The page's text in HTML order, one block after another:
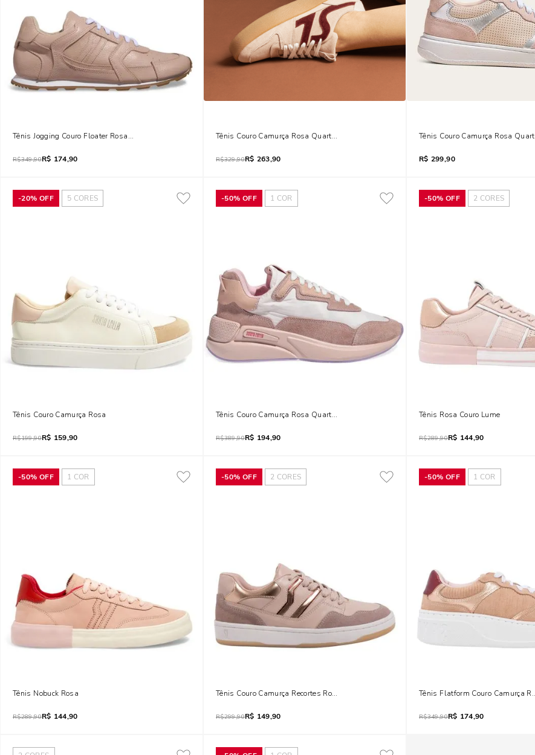
Tênis Jogging Couro Floater Rosa Biscuit
R$349,90R$ 174,90
Tênis Couro Camurça Rosa Quartzo
R$329,90R$ 263,90
Tênis Couro Camurça Rosa
R$ 299,90
-20% OFF 5 CORES
Tênis Couro Camurça Rosa
R$199,90R$ 159,90
-50% OFF 1 COR
Tênis Couro Camurça Rosa Quartzo
R$389,90R$ 194,90
-50% OFF 2 CORES
Tênis Rosa Couro Lume
R$289,90R$ 144,90
-50% OFF 1 COR
Tênis Nobuck Rosa
R$289,90R$ 144,90
-50% OFF 2 CORES
Tênis Couro Camurça Recortes Rosa Quartzo
R$299,90R$ 149,90
-50% OFF 1 COR
Tênis Flatform Couro Camurça
R$349,90R$ 174,90